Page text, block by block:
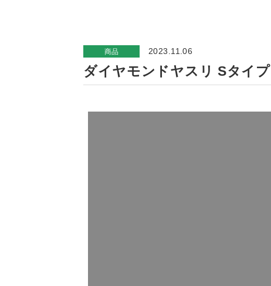
商品 2023.11.06
ダイヤモンドヤスリ Sタイ